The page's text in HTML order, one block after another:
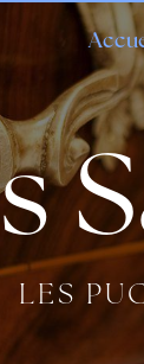
LES